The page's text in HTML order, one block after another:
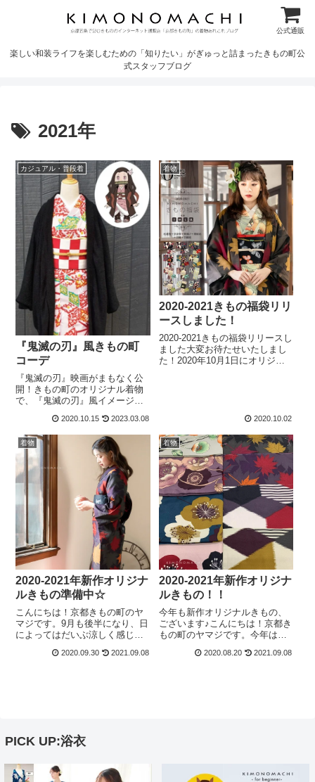
公式通販
楽しい和装ライフを楽しむための「知りたい」がぎゅっと詰まったきもの町公
式スタッフブログ
2021年
カジュアル・普段着
『鬼滅の刃』風きもの町
コーデ
『鬼滅の刃』映画がまもなく公
開！きもの町のオリジナル着物
で、『鬼滅の刃』風イメージコ
鬼滅ファンで考えた竈門兄妹コ
ーデ、ぜひご覧ください。
2020.10.15 2023.03.08
着物
2020-2021きもの福袋リリ
ースしました！
2020-2021きもの福袋リリースし
ました大変お待たせいたしまし
た！2020年10月1日にオリジナ
ております😀ポリエステル素
2020.10.02
着物
2020-2021年新作オリジナ
ルきもの準備中☆
こんにちは！京都きもの町のヤ
マジです。9月も後半になり、日
によってはだいぶ涼しく感じる
ってくると、今年はどんな袷着
2020.09.30 2021.09.08
着物
2020-2021年新作オリジナ
ルきもの！！
今年も新作オリジナルきもの、
ございます♪こんにちは！京都き
もの町のヤマジです。今年は梅
京都の蒸し暑さに耐えつつ商品
2020.08.20 2021.09.08
PICK UP:浴衣